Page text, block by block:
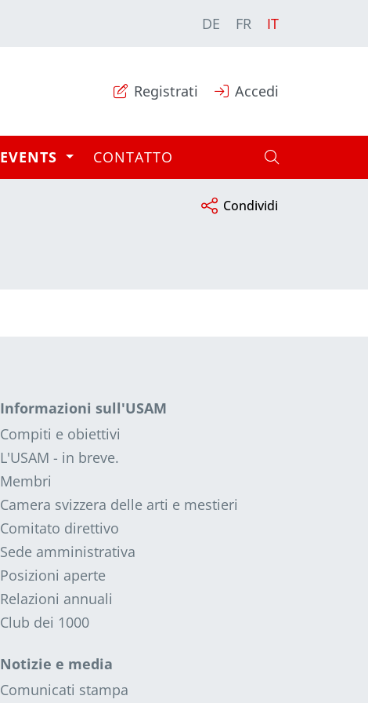
DE FR IT
Registrati Accedi
EVENTS CONTATTO
Condividi
Informazioni sull'USAM
Compiti e obiettivi
L'USAM - in breve.
Membri
Camera svizzera delle arti e mestieri
Comitato direttivo
Sede amministrativa
Posizioni aperte
Relazioni annuali
Club dei 1000
Notizie e media
Comunicati stampa